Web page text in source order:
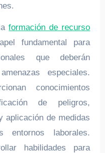
laformación de recurso
fundamental para
que deberán
especiales.
conocimientos
de peligros,
aplicación de medidas
entornos laborales.
habilidades para